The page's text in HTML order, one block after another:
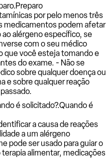
Preparo
por pelo menos três
medicamentos podem afetar
alérgeno específico, se
com o seu médico
que você esteja tomando e
do exame. - Não se
sobre qualquer doença ou
e sobre qualquer reação
é solicitado?.Quando é
a causa de reações
a um alérgeno
pode ser usado para guiar o
alimentar, medicações